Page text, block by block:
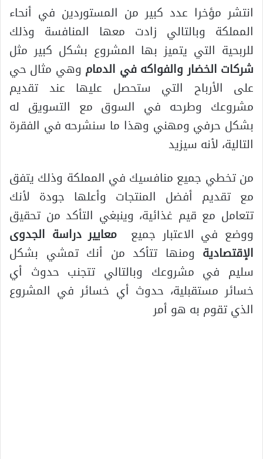
انتشر مؤخرا عدد كبير من المستوردين في أنحاء
المملكة وبالتالي زادت معها المنافسة وذلك
للربحية التي يتميز بها المشروع بشكل كبير مثل
شركات الخضار والفواكه في الدمام وهي مثال حي
على الأرباح التي ستحصل عليها عند تقديم
مشروعك وطرحه في السوق مع التسويق له
بشكل حرفي ومهني وهذا ما سنشرحه في الفقرة
التالية، لأنه سيزيد
من تخطي جميع منافسيك في المملكة وذلك يتفق
مع تقديم أفضل المنتجات وأعلها جودة لأنك
تتعامل مع قيم غذائية، وينبغي التأكد من تحقيق
ووضع في الاعتبار جميع معايير دراسة الجدوى
الإقتصادية ومنها تتأكد من أنك تمشي بشكل
سليم في مشروعك وبالتالي تتجنب حدوث أي
خسائر مستقبلية، حدوث أي خسائر في المشروع
الذي تقوم به هو أمر